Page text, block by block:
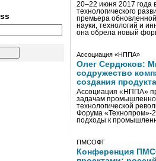
20–22 июня 2017 года
технологического
премьера
науки, технологий и
она обрела новый
Ассоциация «НППА»
Олег Сердюков:
содружество
создания
Ассоциация «НППА»
задачам
технологической
Форума «Технопром»-
подходы к
ПМСОФТ
Конференция